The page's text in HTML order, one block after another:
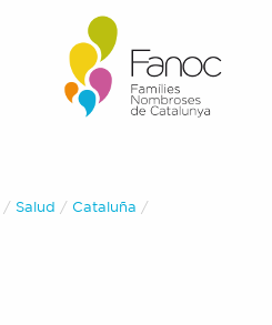
Salud
Cataluña